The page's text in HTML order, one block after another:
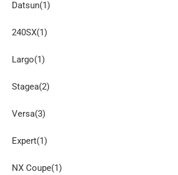
Datsun(1)
240SX(1)
Largo(1)
Stagea(2)
Versa(3)
Expert(1)
NX Coupe(1)